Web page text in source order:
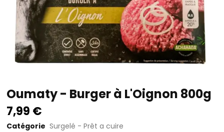
Oumaty - Burger à L'Oignon 800g
7,99 €
Catégorie Surgelé - Prêt a cuire